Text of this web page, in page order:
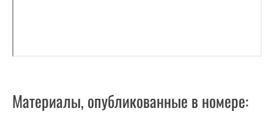
Материалы, опубликованные в номере: